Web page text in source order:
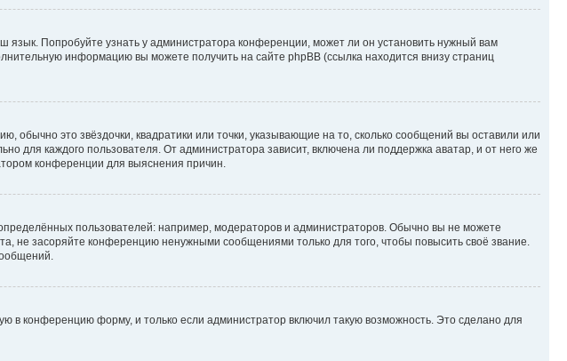
Попробуйте узнать у администратора конференции, может ли он установить нужный вам
информацию вы можете получить на сайте phpBB (ссылка находится внизу страниц
обычно это звёздочки, квадратики или точки, указывающие на то, сколько сообщений вы оставили или
для каждого пользователя. От администратора зависит, включена ли поддержка аватар, и от него же
конференции для выяснения причин.
пользователей: например, модераторов и администраторов. Обычно вы не можете
не засоряйте конференцию ненужными сообщениями только для того, чтобы повысить своё звание.
в конференцию форму, и только если администратор включил такую возможность. Это сделано для